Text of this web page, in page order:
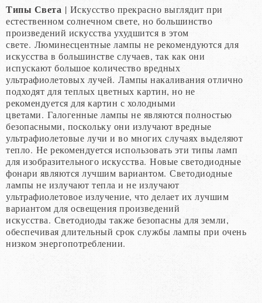
Типы Света | Искусство прекрасно выглядит при
естественном солнечном свете, но большинство
произведений искусства ухудшится в этом
свете. Люминесцентные лампы не рекомендуются для
искусства в большинстве случаев, так как они
испускают большое количество вредных
ультрафиолетовых лучей. Лампы накаливания отлично
подходят для теплых цветных картин, но не
рекомендуется для картин с холодными
цветами. Галогенные лампы не являются полностью
безопасными, поскольку они излучают вредные
ультрафиолетовые лучи и во многих случаях выделяют
тепло. Не рекомендуется использовать эти типы ламп
для изобразительного искусства. Новые светодиодные
фонари являются лучшим вариантом. Светодиодные
лампы не излучают тепла и не излучают
ультрафиолетовое излучение, что делает их лучшим
вариантом для освещения произведений
искусства. Светодиоды также безопасны для земли,
обеспечивая длительный срок службы лампы при очень
низком энергопотреблении.